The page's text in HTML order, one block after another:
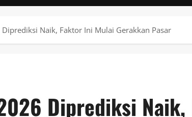
Diprediksi Naik, Faktor Ini Mulai Gerakkan Pasar
Diprediksi